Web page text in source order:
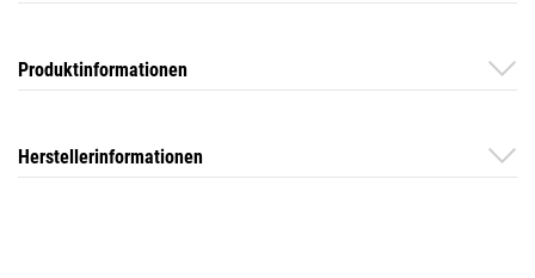
Produktinformationen
Herstellerinformationen